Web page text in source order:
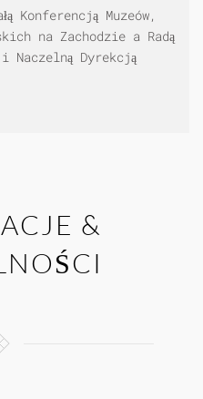
Konferencją Muzeów,
na Zachodzie a Radą
Naczelną Dyrekcją
&